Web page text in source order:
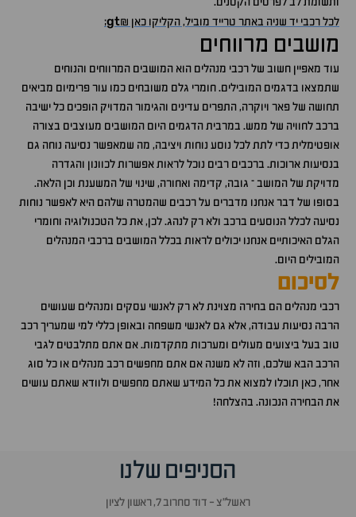
לכל רכבי יד שניה באתר טרייד מוביל, הקליקו כאן &gt
;
מושבים מרווחים
עוד מאפיין חשוב של רכבי מנהלים הוא המושבים המרווחים והנוחים
שתמצאו בדגמים המובילים. חומרי גלם משובחים כמו עור פרימיום מביאים
תחושה של פאר ויוקרה, התפרים עדינים והגימור המדויק הופכים כל ישיבה
ברכב לחוויה של ממש. במרבית הדגמים היום המושבים מעוצבים בצורה
אופטימלית כדי לתת לכל נוסע נוחות ויציבה, מה שמאפשר נסיעה נוחה גם
בנסיעות ארוכות. ברכבים רבים נוכל לראות אפשרות לכוונון והגדרה
מדויקת של המושב – גובה, קדימה ואחורה, שינוי של המשענת וכן הלאה.
בסופו של דבר אנחנו מדברים על רכבים שהמטרה שלהם היא לאפשר נוחות
נסיעה לכלל הנוסעים ברכב ולא רק לנהג. לכן, את כל הטכנולוגיה וחומרי
הגלם האיכותיים אנחנו יכולים לראות בכלל המושבים ברכבי המנהלים
המובילים היום.
לסיכום
רכבי מנהלים הם בחירה מצוינת לא רק לאנשי עסקים ומנהלים שעושים
הרבה נסיעות עבודה, אלא גם לאנשי משפחה ובאופן כללי למי שמעריך רכב
טוב בעל ביצועים מעולים ומערכות מתקדמות. אם אתם מתלבטים לגבי
הרכב הבא שלכם, וזה לא משנה אם אתם מחפשים רכב מנהלים או כל סוג
אחר, כאן תוכלו למצוא את כל המידע שאתם מחפשים ולוודא שאתם עושים
את הבחירה הנכונה. בהצלחה!
הסניפים שלנו
ראשל״צ - דוד סחרוב 7, ראשון לציון